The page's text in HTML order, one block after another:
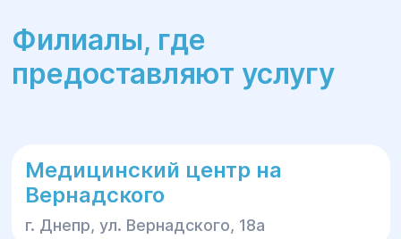
Филиалы, где
предоставляют услугу
Медицинский центр на
Вернадского
г. Днепр, ул. Вернадского, 18а